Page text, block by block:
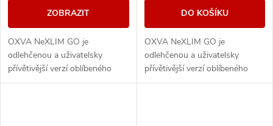
ZOBRAZIT
OXVA NeXLIM GO je
odlehčenou a uživatelsky
přívětivější verzí oblíbeného
modelu NeXLIM, která si však
DO KOŠÍKU
OXVA NeXLIM GO je
odlehčenou a uživatelsky
přívětivější verzí oblíbeného
modelu NeXLIM, která si však